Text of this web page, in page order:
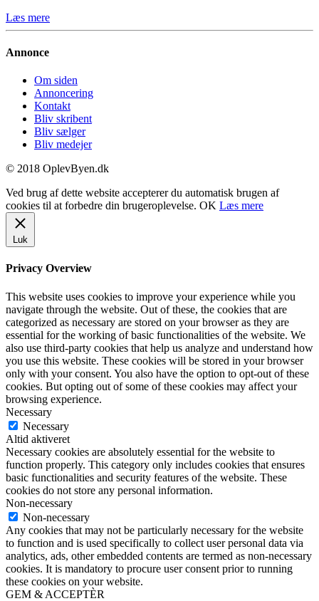
Læs mere
Annonce
Om siden
Annoncering
Kontakt
Bliv skribent
Bliv sælger
Bliv medejer
© 2018 OplevByen.dk
Ved brug af dette website accepterer du automatisk brugen af
cookies til at forbedre din brugeroplevelse. OK Læs mere
Luk
Privacy Overview
This website uses cookies to improve your experience while you
navigate through the website. Out of these, the cookies that are
categorized as necessary are stored on your browser as they are
essential for the working of basic functionalities of the website. We
also use third-party cookies that help us analyze and understand how
you use this website. These cookies will be stored in your browser
only with your consent. You also have the option to opt-out of these
cookies. But opting out of some of these cookies may affect your
browsing experience.
Necessary
Necessary
Altid aktiveret
Necessary cookies are absolutely essential for the website to
function properly. This category only includes cookies that ensures
basic functionalities and security features of the website. These
cookies do not store any personal information.
Non-necessary
Non-necessary
Any cookies that may not be particularly necessary for the website
to function and is used specifically to collect user personal data via
analytics, ads, other embedded contents are termed as non-necessary
cookies. It is mandatory to procure user consent prior to running
these cookies on your website.
GEM & ACCEPTÈR